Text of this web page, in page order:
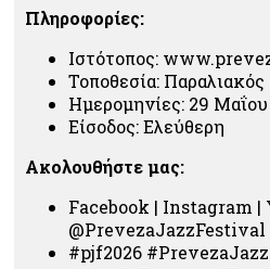
Πληροφορίες:
Ιστότοπος:
Τοποθεσία:
Ημερομηνίες: 29
Είσοδος: Ελεύθερη
Ακολουθήστε μας:
Facebook | Instagram |
@PrevezaJazzFestival
#pjf2026